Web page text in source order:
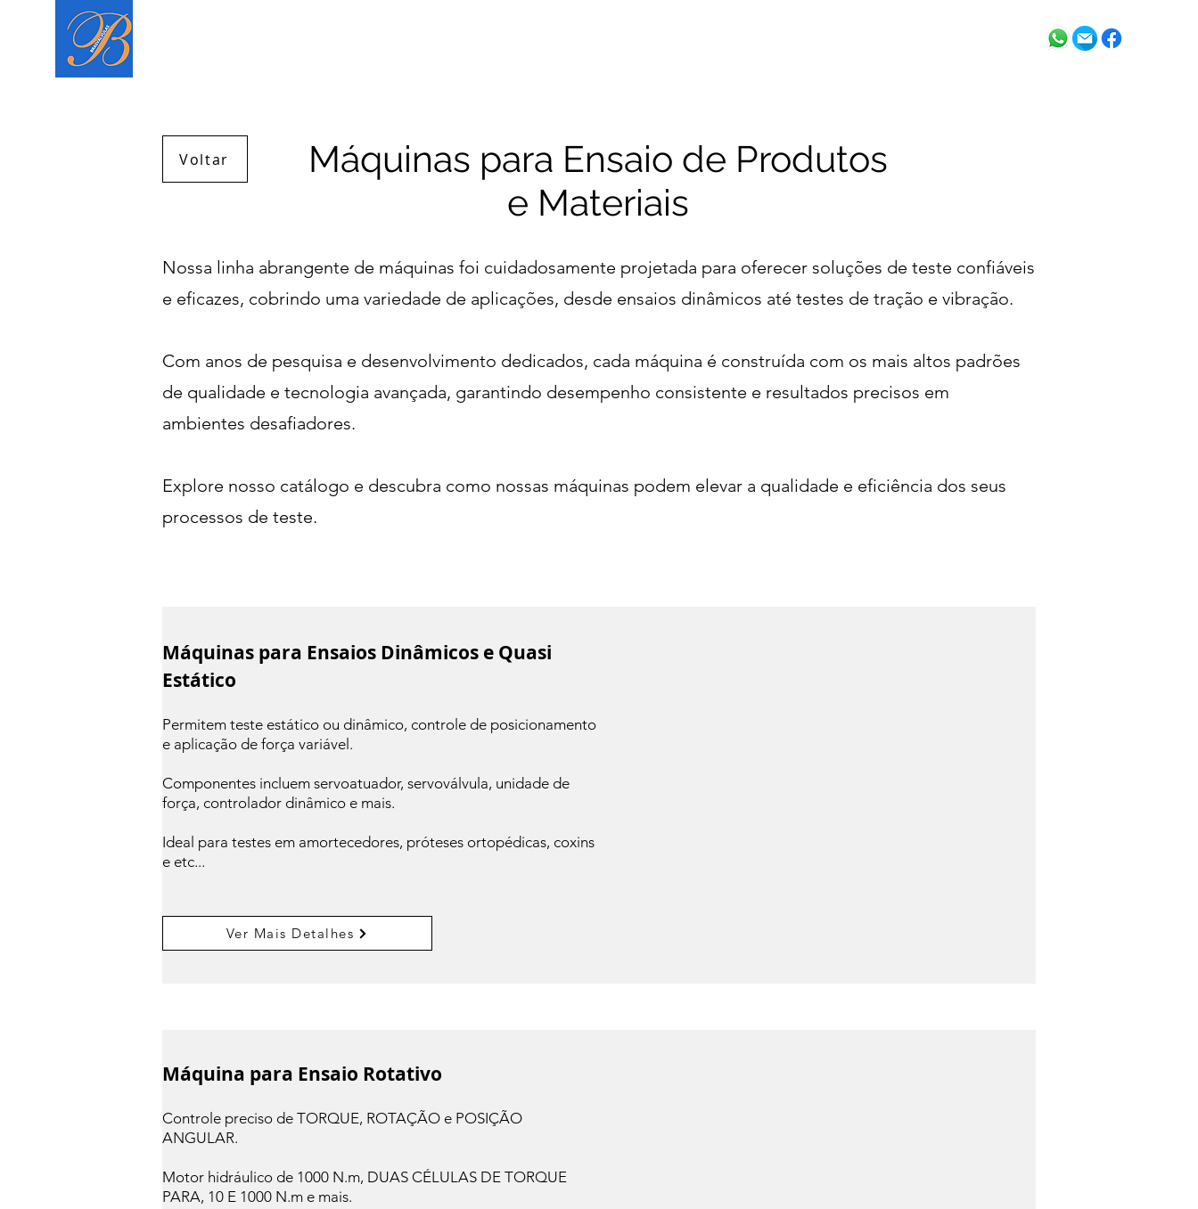
Voltar
Máquinas para Ensaio de Produtos
e Materiais
Nossa linha abrangente de máquinas foi cuidadosamente projetada para oferecer soluções de teste confiáveis
e eficazes, cobrindo uma variedade de aplicações, desde ensaios dinâmicos até testes de tração e vibração.
Com anos de pesquisa e desenvolvimento dedicados, cada máquina é construída com os mais altos padrões
de qualidade e tecnologia avançada, garantindo desempenho consistente e resultados precisos em
ambientes desafiadores.
Explore nosso catálogo e descubra como nossas máquinas podem elevar a qualidade e eficiência dos seus
processos de teste.
Máquina para Ensaio Rotativo
Controle preciso de TORQUE, ROTAÇÃO e POSIÇÃO
ANGULAR.
Motor hidráulico de 1000 N.m, DUAS CÉLULAS DE TORQUE
PARA, 10 E 1000 N.m e mais.
Máquinas para Ensaios Dinâmicos e Quasi
Estático
Permitem teste estático ou dinâmico, controle de posicionamento
e aplicação de força variável.
Componentes incluem servoatuador, servoválvula, unidade de
força, controlador dinâmico e mais.
Ideal para testes em amortecedores, próteses ortopédicas, coxins
e etc...
Ver Mais Detalhes